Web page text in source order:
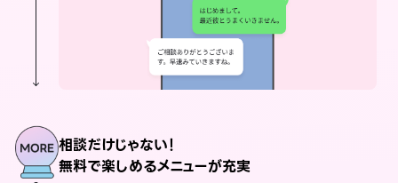
相談だけじゃない！
無料で楽しめるメニューが充実